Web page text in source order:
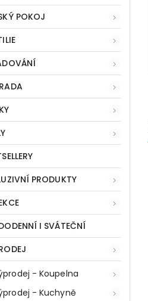
POKOJ
PRODUKTY
I SVÁTEČNÍ
- Koupelna
- Kuchyně
41029